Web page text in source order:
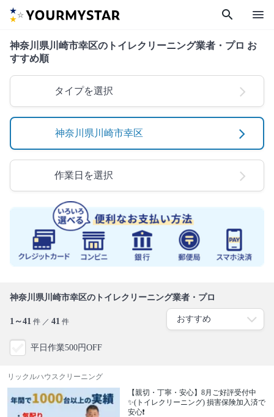
search menu
神奈川県川崎市幸区のトイレクリーニング業者・プロ お
すすめ順
タイプを選択
神奈川県川崎市幸区
作業日を選択
神奈川県川崎市幸区のトイレクリーニング業者・プロ
1～41 件 ／ 41 件
平日作業500円OFF
リックルハウスクリーニング
【親切・丁寧・安心】8月ご好評受付中
✨️(トイレクリーニング) 損害保険加入済で
安心❗️